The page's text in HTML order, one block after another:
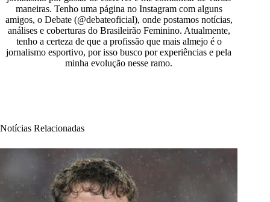
maneiras. Tenho uma página no Instagram com alguns
amigos, o Debate (@debateoficial), onde postamos notícias,
análises e coberturas do Brasileirão Feminino. Atualmente,
tenho a certeza de que a profissão que mais almejo é o
jornalismo esportivo, por isso busco por experiências e pela
minha evolução nesse ramo.
Notícias Relacionadas